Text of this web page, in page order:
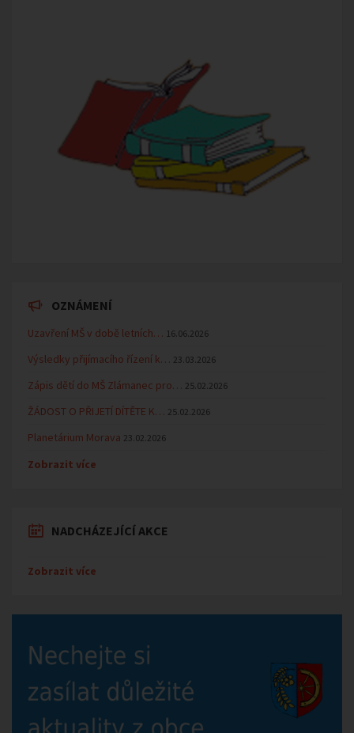
OZNÁMENÍ
Uzavření MŠ v době letních… 16.06.2026
Výsledky přijímacího řízení k… 23.03.2026
Zápis dětí do MŠ Zlámanec pro… 25.02.2026
ŽÁDOST O PŘIJETÍ DÍTĚTE K… 25.02.2026
Planetárium Morava 23.02.2026
Zobrazit více
NADCHÁZEJÍCÍ AKCE
Zobrazit více